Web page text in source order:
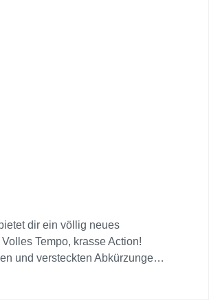
gemeinsam das
dir ein völlig neues
Tempo, krasse Action!
und versteckten Abkürzungen.